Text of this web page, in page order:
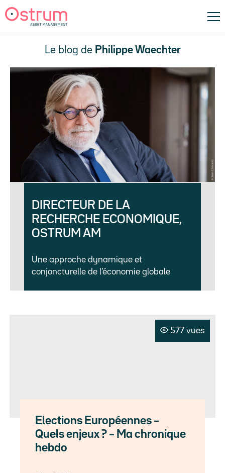
Le blog de Philippe Waechter
DIRECTEUR DE LA
RECHERCHE ECONOMIQUE,
OSTRUM AM
Une approche dynamique et
conjoncturelle de l’économie globale
577 vues
Elections Européennes –
Quels enjeux ? – Ma chronique
hebdo